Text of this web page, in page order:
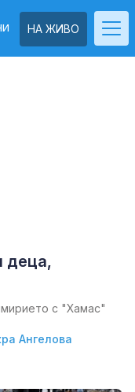
НА ЖИВО
деца,
с "Хамас"
Ангелова